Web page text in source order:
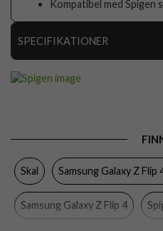
Kompatibel med Spigen
SPECIFIKATIONER
Färg
Skal Samsung Galaxy Z Flip
Samsung Galaxy Z Flip 4